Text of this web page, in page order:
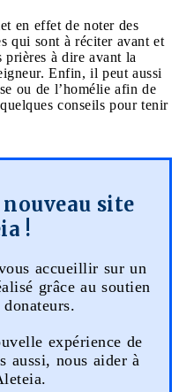
en effet de noter des
qui sont à réciter avant et
prières à dire avant la
Enfin, il peut aussi
ou de l’homélie afin de
conseils pour tenir
site
!
accueillir sur un
grâce au soutien
expérience de
aussi, nous aider à